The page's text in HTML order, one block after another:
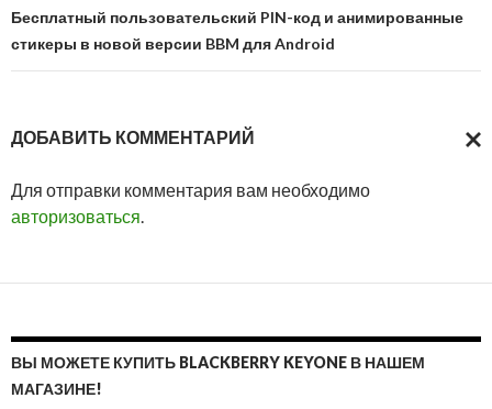
Бесплатный пользовательский PIN-код и анимированные
стикеры в новой версии BBM для Android
ДОБАВИТЬ КОММЕНТАРИЙ
Для отправки комментария вам необходимо
авторизоваться.
ВЫ МОЖЕТЕ КУПИТЬ BLACKBERRY KEYONE В НАШЕМ
МАГАЗИНЕ!